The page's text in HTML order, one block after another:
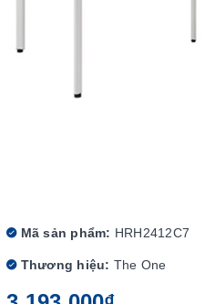
Mã sản phẩm: HRH2412C7
Thương hiệu: The One